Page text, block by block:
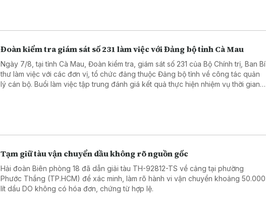
Đoàn kiểm tra giám sát số 231 làm việc với Đảng bộ tỉnh Cà Mau
Ngày 7/8, tại tỉnh Cà Mau, Đoàn kiểm tra, giám sát số 231 của Bộ Chính trị, Ban Bí
thư làm việc với các đơn vị, tổ chức đảng thuộc Đảng bộ tỉnh về công tác quản
lý cán bộ. Buổi làm việc tập trung đánh giá kết quả thực hiện nhiệm vụ thời gian
Tạm giữ tàu vận chuyển dầu không rõ nguồn gốc
Hải đoàn Biên phòng 18 đã dẫn giải tàu TH-92812-TS về cảng tại phường
Phước Thắng (TP.HCM) để xác minh, làm rõ hành vi vận chuyển khoảng 50.000
lít dầu DO không có hóa đơn, chứng từ hợp lệ.